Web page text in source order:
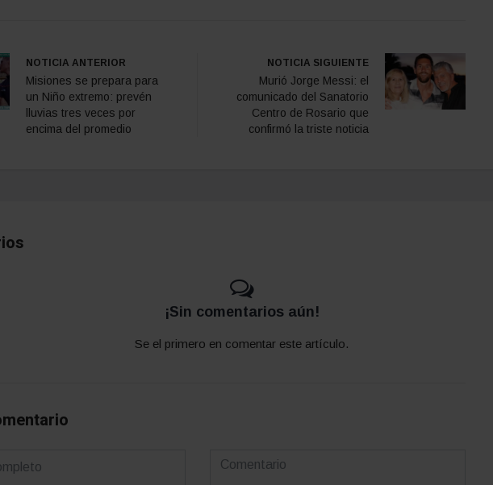
NOTICIA ANTERIOR
Misiones se prepara para
un Niño extremo: prevén
lluvias tres veces por
encima del promedio
NOTICIA SIGUIENTE
Murió Jorge Messi: el
comunicado del Sanatorio
Centro de Rosario que
confirmó la triste noticia
¡Sin comentarios aún!
Se el primero en comentar este artículo.